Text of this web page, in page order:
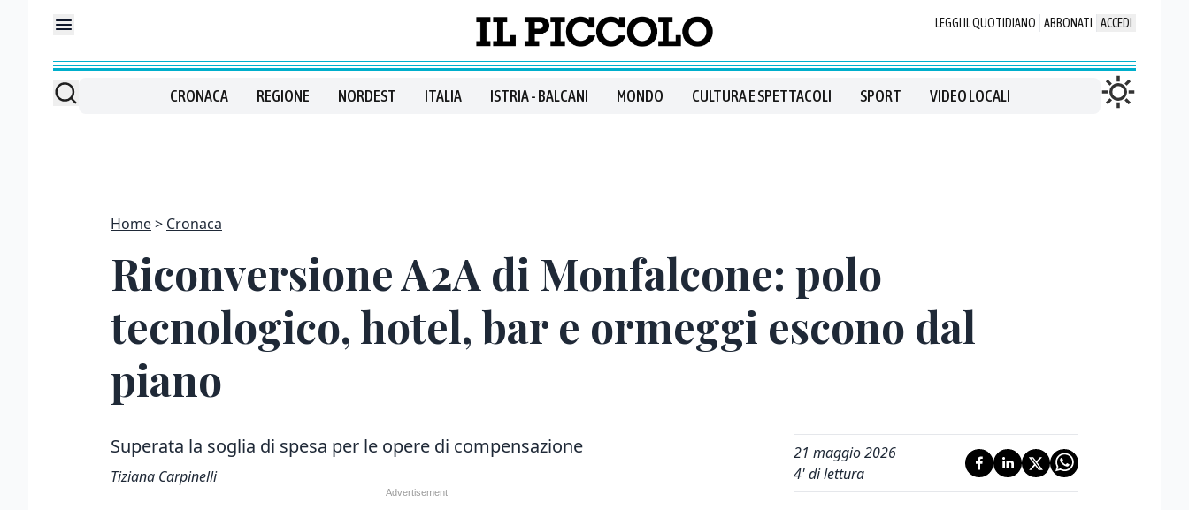
LEGGI IL QUOTIDIANO ABBONATI ACCEDI
CRONACA REGIONE NORDEST ITALIA ISTRIA - BALCANI MONDO CULTURA E SPETTACOLI SPORT VIDEO LOCALI
Home Cronaca
Riconversione A2A di Monfalcone: polo
tecnologico, hotel, bar e ormeggi escono dal
piano
Superata la soglia di spesa per le opere di compensazione
Tiziana Carpinelli
21 maggio 2026
4' di lettura